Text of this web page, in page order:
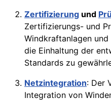
Zertifizierung und
Zertifizierungs- und
Windkraftanlagen und
die Einhaltung der
Standards zu
Netzintegration: Der
Integration von